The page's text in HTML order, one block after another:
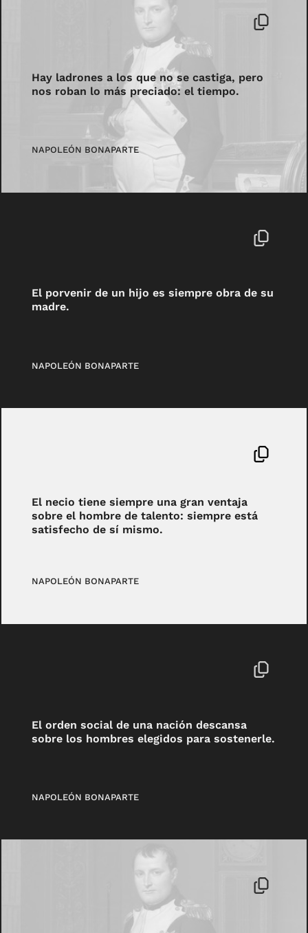
Hay ladrones a los que no se castiga, pero
nos roban lo más preciado: el tiempo.
NAPOLEÓN BONAPARTE
El porvenir de un hijo es siempre obra de su
madre.
NAPOLEÓN BONAPARTE
El necio tiene siempre una gran ventaja
sobre el hombre de talento: siempre está
satisfecho de sí mismo.
NAPOLEÓN BONAPARTE
El orden social de una nación descansa
sobre los hombres elegidos para sostenerle.
NAPOLEÓN BONAPARTE